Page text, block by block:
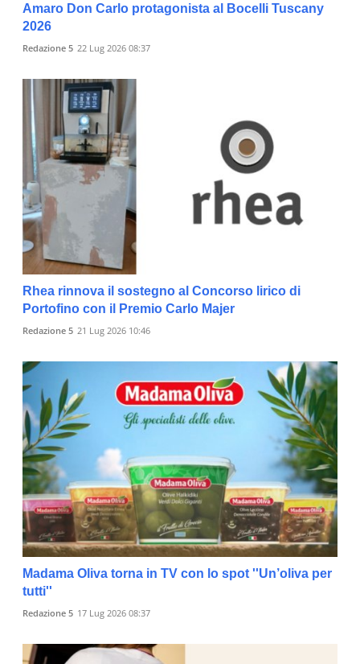
Amaro Don Carlo protagonista al Bocelli Tuscany
2026
Redazione 5 22 Lug 2026 08:37
Rhea rinnova il sostegno al Concorso lirico di
Portofino con il Premio Carlo Majer
Redazione 5 21 Lug 2026 10:46
Madama Oliva torna in TV con lo spot ''Un’oliva per
tutti''
Redazione 5 17 Lug 2026 08:37